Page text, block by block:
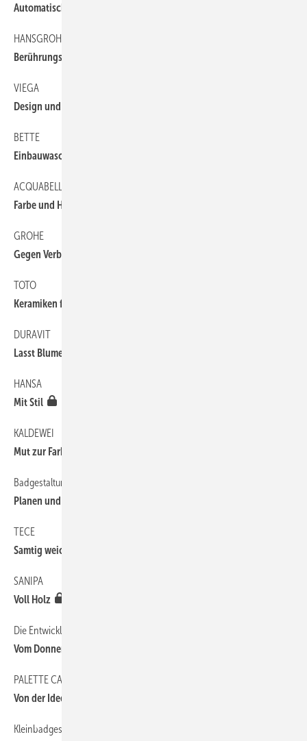
Automatisch hygienisch
HANSGROHE
Berührungslos effektiv
VIEGA
Design und Funktion
BETTE
Einbauwaschtische in neuen Größen
ACQUABELLA
Farbe und Haptik
GROHE
Gegen Verbrühung geschützt
TOTO
Keramiken für den Waschplatz
DURAVIT
Lasst Blumen sprechen
HANSA
Mit Stil
KALDEWEI
Mut zur Farbe
Badgestaltung
Planen und beraten
TECE
Samtig weich
SANIPA
Voll Holz
Die Entwicklungsgeschichte der Toilette
Vom Donnerbalken übers Plumpsklo zum Dusch-WC
PALETTE CAD
Von der Idee direkt in die 3D-Planung
Kleinbadgestaltung